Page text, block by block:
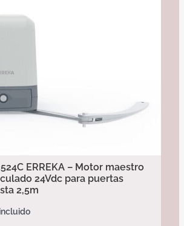
ERREKA – Motor maestro
24Vdc para puertas
2,5m
incluido